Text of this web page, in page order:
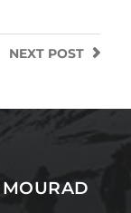
NEXT POST